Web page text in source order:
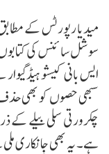
میدیا رپورٹس کے
سوشل سائنس کی
ایس بانی کیشو
سبھی حصوں کو بھی
چکرورتی سلی بیلے کے
ہے۔ یہ بھی جانکاری